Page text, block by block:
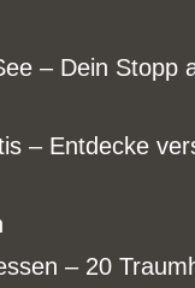
– Dein Stopp
– Entdecke
– 20